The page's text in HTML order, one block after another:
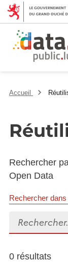
Accueil
Rechercher
Open Data
Rechercher
Rechercher...
0 résultats